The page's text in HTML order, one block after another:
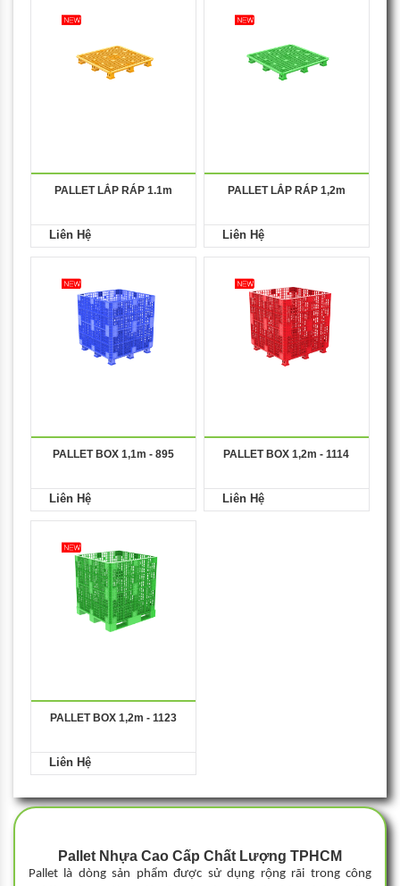
PALLET LẮP RÁP 1.1m
Liên Hệ
PALLET LẮP RÁP 1,2m
Liên Hệ
PALLET BOX 1,1m - 895
Liên Hệ
PALLET BOX 1,2m - 1114
Liên Hệ
PALLET BOX 1,2m - 1123
Liên Hệ
Pallet Nhựa Cao Cấp Chất Lượng TPHCM
Pallet là dòng sản phẩm được sử dụng rộng rãi trong công